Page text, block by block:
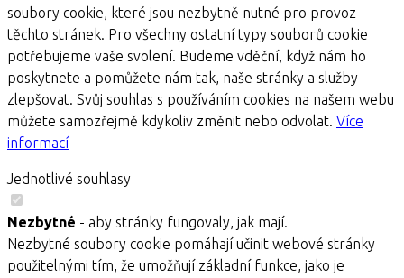
soubory cookie, které jsou nezbytně nutné pro provoz
těchto stránek. Pro všechny ostatní typy souborů cookie
potřebujeme vaše svolení. Budeme vděční, když nám ho
poskytnete a pomůžete nám tak, naše stránky a služby
zlepšovat. Svůj souhlas s používáním cookies na našem webu
můžete samozřejmě kdykoliv změnit nebo odvolat. Více
informací
Jednotlivé souhlasy
Nezbytné - aby stránky fungovaly, jak mají.
Nezbytné soubory cookie pomáhají učinit webové stránky
použitelnými tím, že umožňují základní funkce, jako je